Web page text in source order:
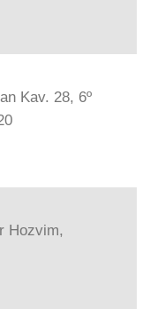
Kav. 28, 6º
Hozvim,